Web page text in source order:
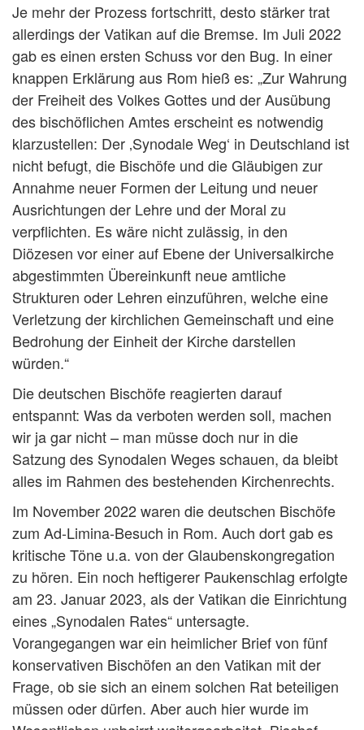
Je mehr der Prozess fortschritt, desto stärker trat
allerdings der Vatikan auf die Bremse. Im Juli 2022
gab es einen ersten Schuss vor den Bug. In einer
knappen Erklärung aus Rom hieß es: „Zur Wahrung
der Freiheit des Volkes Gottes und der Ausübung
des bischöflichen Amtes erscheint es notwendig
klarzustellen: Der ‚Synodale Weg‘ in Deutschland ist
nicht befugt, die Bischöfe und die Gläubigen zur
Annahme neuer Formen der Leitung und neuer
Ausrichtungen der Lehre und der Moral zu
verpflichten. Es wäre nicht zulässig, in den
Diözesen vor einer auf Ebene der Universalkirche
abgestimmten Übereinkunft neue amtliche
Strukturen oder Lehren einzuführen, welche eine
Verletzung der kirchlichen Gemeinschaft und eine
Bedrohung der Einheit der Kirche darstellen
würden.“
Die deutschen Bischöfe reagierten darauf
entspannt: Was da verboten werden soll, machen
wir ja gar nicht – man müsse doch nur in die
Satzung des Synodalen Weges schauen, da bleibt
alles im Rahmen des bestehenden Kirchenrechts.
Im November 2022 waren die deutschen Bischöfe
zum Ad-Limina-Besuch in Rom. Auch dort gab es
kritische Töne u.a. von der Glaubenskongregation
zu hören. Ein noch heftigerer Paukenschlag erfolgte
am 23. Januar 2023, als der Vatikan die Einrichtung
eines „Synodalen Rates“ untersagte.
Vorangegangen war ein heimlicher Brief von fünf
konservativen Bischöfen an den Vatikan mit der
Frage, ob sie sich an einem solchen Rat beteiligen
müssen oder dürfen. Aber auch hier wurde im